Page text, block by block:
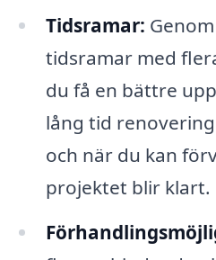
Tidsramar:
tidsramar med
du få en bättre
lång tid
och när du kan
projektet blir klart.